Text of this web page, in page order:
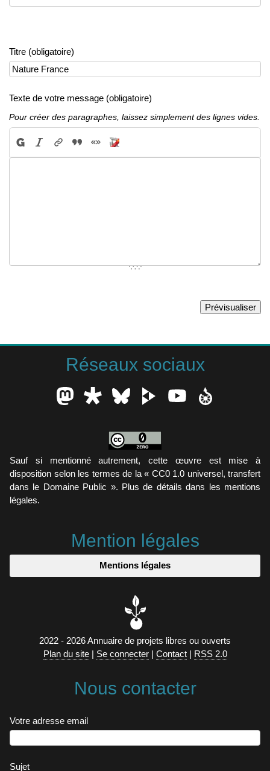
Titre (obligatoire)
Texte de votre message (obligatoire)
Pour créer des paragraphes, laissez simplement des lignes vides.
Réseaux sociaux
Sauf si mentionné autrement, cette œuvre est mise à
disposition selon les termes de la « CC0 1.0 universel, transfert
dans le Domaine Public ». Plus de détails dans les mentions
légales.
Mention légales
Mentions légales
2022 - 2026 Annuaire de projets libres ou ouverts
Plan du site| Se connecter| Contact| RSS 2.0
Nous contacter
Votre adresse email
Sujet